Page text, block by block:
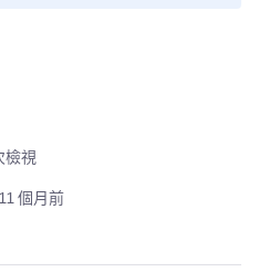
檢視
個月前